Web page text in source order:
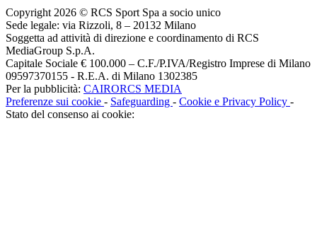
Copyright 2026 © RCS Sport Spa a socio unico
Sede legale: via Rizzoli, 8 – 20132 Milano
Soggetta ad attività di direzione e coordinamento di RCS
MediaGroup S.p.A.
Capitale Sociale € 100.000 – C.F./P.IVA/Registro Imprese di Milano
09597370155 - R.E.A. di Milano 1302385
Per la pubblicità: CAIRORCS MEDIA
Preferenze sui cookie - Safeguarding - Cookie e Privacy Policy -
Stato del consenso ai cookie: